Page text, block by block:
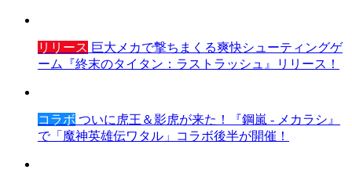
リリース 巨大メカで撃ちまくる爽快シューティングゲ
ーム『終末のタイタン：ラストラッシュ』リリース！
コラボ ついに虎王＆影虎が来た！『鋼嵐 - メカラシ』
で「魔神英雄伝ワタル」コラボ後半が開催！